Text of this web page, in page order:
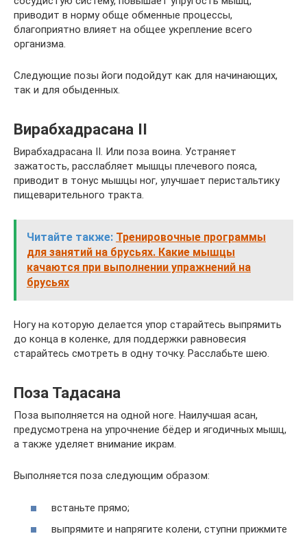
приводит в норму обще обменные процессы,
благоприятно влияет на общее укрепление всего
организма.
Следующие позы йоги подойдут как для начинающих,
так и для обыденных.
Вирабхадрасана II
Вирабхадрасана II. Или поза воина. Устраняет
зажатость, расслабляет мышцы плечевого пояса,
приводит в тонус мышцы ног, улучшает перистальтику
пищеварительного тракта.
Читайте также: Тренировочные программы
для занятий на брусьях. Какие мышцы
качаются при выполнении упражнений на
брусьях
Ногу на которую делается упор старайтесь выпрямить
до конца в коленке, для поддержки равновесия
старайтесь смотреть в одну точку. Расслабьте шею.
Поза Тадасана
Поза выполняется на одной ноге. Наилучшая асан,
предусмотрена на упрочнение бёдер и ягодичных мышц,
а также уделяет внимание икрам.
Выполняется поза следующим образом:
встаньте прямо;
выпрямите и напрягите колени, ступни прижмите